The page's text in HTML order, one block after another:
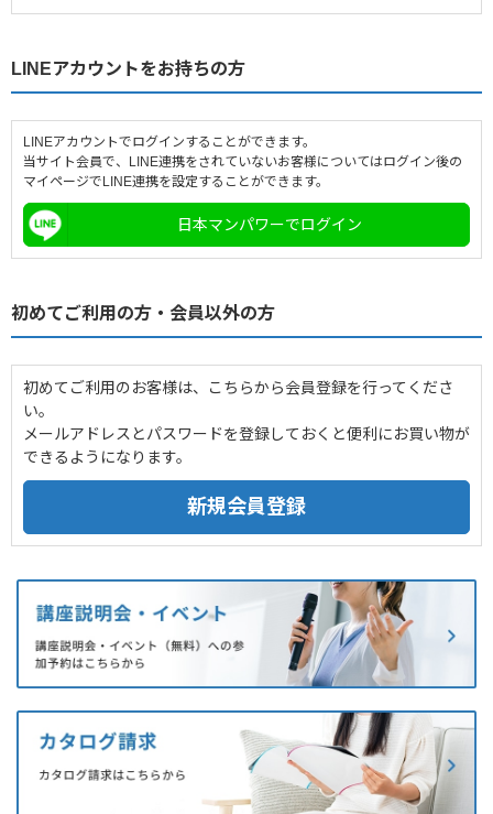
LINEアカウントをお持ちの方
LINEアカウントでログインすることができます。
当サイト会員で、LINE連携をされていないお客様についてはログイン後の
マイページでLINE連携を設定することができます。
日本マンパワーでログイン
初めてご利用の方・会員以外の方
初めてご利用のお客様は、こちらから会員登録を行ってくださ
い。
メールアドレスとパスワードを登録しておくと便利にお買い物が
できるようになります。